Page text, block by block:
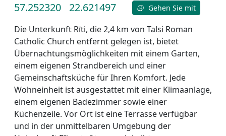
57.252320 22.621497 Gehen Sie mit
Die Unterkunft Rīti, die 2,4 km von Talsi Roman
Catholic Church entfernt gelegen ist, bietet
Übernachtungsmöglichkeiten mit einem Garten,
einem eigenen Strandbereich und einer
Gemeinschaftsküche für Ihren Komfort. Jede
Wohneinheit ist ausgestattet mit einer Klimaanlage,
einem eigenen Badezimmer sowie einer
Küchenzeile. Vor Ort ist eine Terrasse verfügbar
und in der unmittelbaren Umgebung der